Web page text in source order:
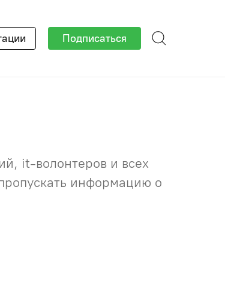
Подписаться
it-волонтеров и всех
информацию о